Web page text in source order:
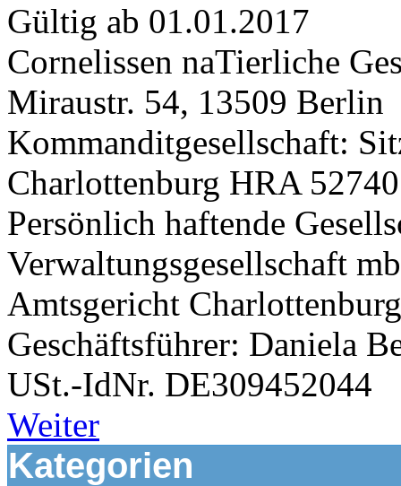
Gültig ab 01.01.2017
Cornelissen naTierliche
Miraustr. 54, 13509 Berlin
Kommanditgesellschaft:
Charlottenburg HRA
Persönlich haftende
Verwaltungsgesellschaft
Amtsgericht
Geschäftsführer: Daniela
USt.-IdNr. DE309452044
Weiter
Kategorien